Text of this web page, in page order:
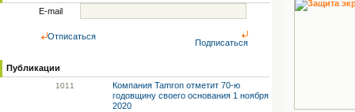
E-mail
Отписаться
Подписаться
Публикации
1011
Компания Tamron отметит 70-ю
годовщину своего основания 1 ноября
2020